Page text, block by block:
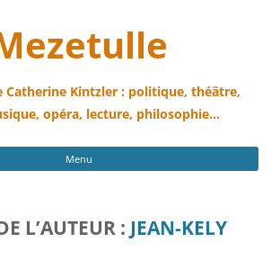
Catherine Kintzler : politique, théâtre,
opéra, lecture, philosophie…
Menu
L’AUTEUR : JEAN-KELY